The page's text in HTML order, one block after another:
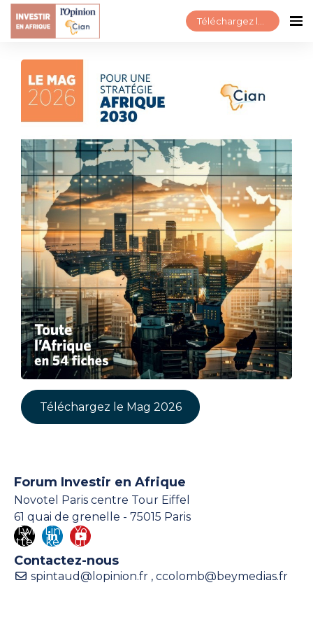
Téléchargez le Mag 2026
Forum Investir en Afrique
Novotel Paris centre Tour Eiffel
61 quai de grenelle - 75015 Paris
Twi
tte
r
Lin
ke
Yo
ut
e
Contactez-nous
spintaud@lopinion.fr , ccolomb@beymedias.fr